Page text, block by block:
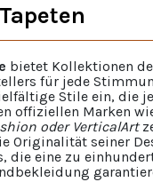
bietet Kollektionen
für jede
Stile ein, die
offiziellen Marken
oder VerticalArt
Originalität seiner
die eine zu